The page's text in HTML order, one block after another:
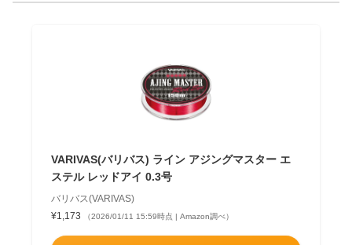
VARIVAS(バリバス) ライン アジングマスター エ
ステル レッドアイ 0.3号
バリバス(VARIVAS)
¥1,173
（2026/01/11 15:59時点 | Amazon調べ）